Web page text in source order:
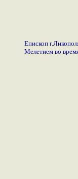
Епископ
Мелетием во